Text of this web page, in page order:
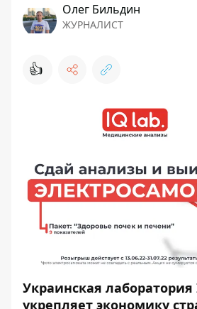
Олег Бильдин
ЖУРНАЛИСТ
👍
Украинская лаборатория
укрепляет экономику